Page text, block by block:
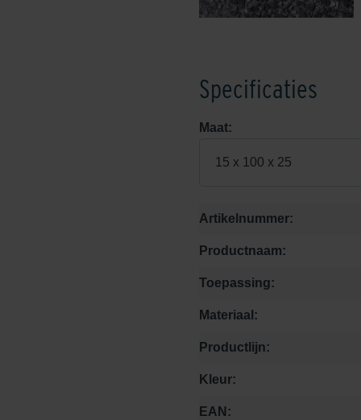
Specificaties
Maat:
15 x 100 x 25
Artikelnummer:
Productnaam:
Toepassing:
Materiaal:
Productlijn:
Kleur:
EAN: